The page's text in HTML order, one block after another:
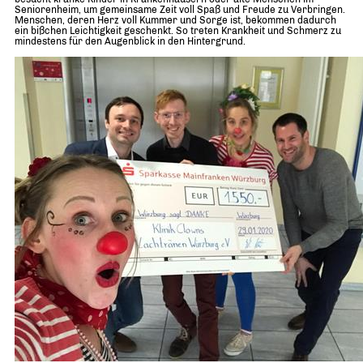
Seniorenheim, um gemeinsame Zeit voll Spaß und Freude zu Verbringen.
Menschen, deren Herz voll Kummer und Sorge ist, bekommen dadurch
ein bißchen Leichtigkeit geschenkt. So treten Krankheit und Schmerz zu
mindestens für den Augenblick in den Hintergrund.